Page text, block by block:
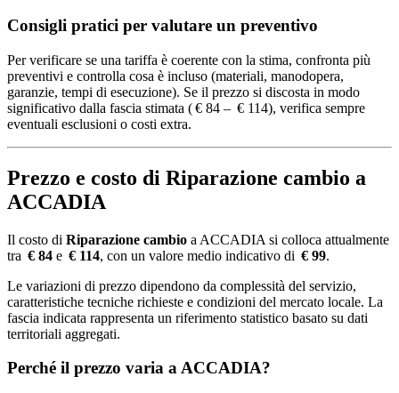
Consigli pratici per valutare un preventivo
Per verificare se una tariffa è coerente con la stima, confronta più
preventivi e controlla cosa è incluso (materiali, manodopera,
garanzie, tempi di esecuzione). Se il prezzo si discosta in modo
significativo dalla fascia stimata ( € 84 – € 114), verifica sempre
eventuali esclusioni o costi extra.
Prezzo e costo di Riparazione cambio a
ACCADIA
Il costo di Riparazione cambio a ACCADIA si colloca attualmente
tra € 84 e € 114, con un valore medio indicativo di € 99.
Le variazioni di prezzo dipendono da complessità del servizio,
caratteristiche tecniche richieste e condizioni del mercato locale. La
fascia indicata rappresenta un riferimento statistico basato su dati
territoriali aggregati.
Perché il prezzo varia a ACCADIA?